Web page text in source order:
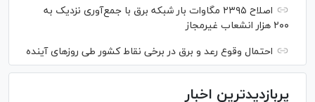
اصلاح ۲۳۹۵ مگاوات بار شبکه برق با جمع‌آوری نزدیک به
۲۰۰ هزار انشعاب غیرمجاز
احتمال وقوع رعد و برق در برخی نقاط کشور طی روز‌های آینده
پربازدیدترین اخبار